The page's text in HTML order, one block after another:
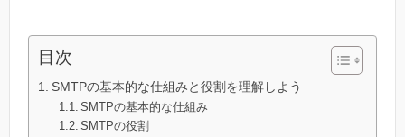
目次
SMTPの基本的な仕組みと役割を理解しよう
SMTPの基本的な仕組み
SMTPの役割